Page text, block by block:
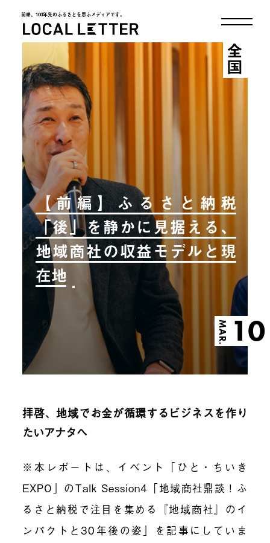
前略、100年先のふるさとを思ふメディアです。
LOCAL LETTER
【前編】ふるさと納税
「後」を静かに見据える、
地域商社の収益モデルと現
在地
MAR. 10
全国
拝啓、地域でお金が循環するビジネスを作り
たいアナタへ
※本レポートは、イベント「ひと・ちいき
EXPO」のTalk Session4「地域商社鼎談！ふ
るさと納税で注目を集める『地域商社』のイ
ンパクトと30年後の姿」を記事にしていま